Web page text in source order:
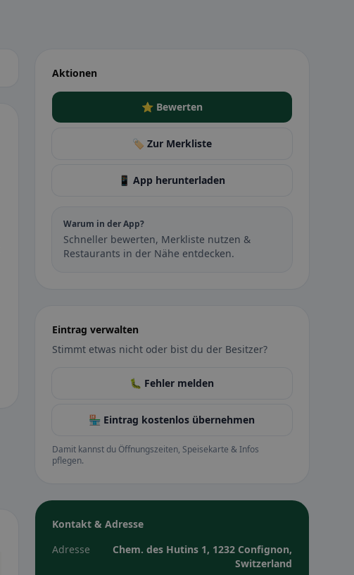
Aktionen
⭐ Bewerten
🏷️ Zur Merkliste
📱 App herunterladen
Warum in der App?
Schneller bewerten, Merkliste nutzen &
Restaurants in der Nähe entdecken.
Eintrag verwalten
Stimmt etwas nicht oder bist du der Besitzer?
🐛 Fehler melden
🏪 Eintrag kostenlos übernehmen
Damit kannst du Öffnungszeiten, Speisekarte & Infos
pflegen.
Kontakt & Adresse
Adresse
Chem. des Hutins 1, 1232 Confignon,
Switzerland